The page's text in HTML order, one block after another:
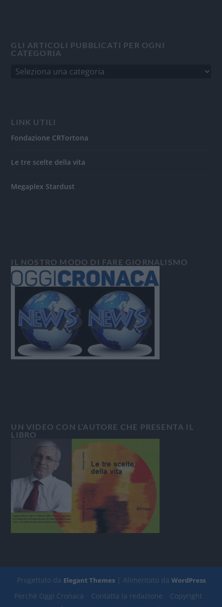
GLI ARTICOLI PUBBLICATI PER OGNI
CATEGORIA
LINK UTILI
Fondazione CRTortona
Le tre scelte della vita
Megaplex Stardust
IL NOSTRO MODO DI FARE GIORNALISMO
UN VIDEO CON L’AUTORE CHE PRESENTA IL
LIBRO
Progettato da Elegant Themes| Alimentato da WordPress
Perchè Oggi Cronaca Contatta la redazione
Copyright